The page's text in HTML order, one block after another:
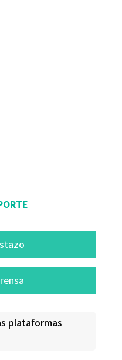
plataformas